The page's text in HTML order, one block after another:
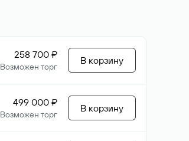
258 700 ₽
Возможен торг
В корзину
499 000 ₽
Возможен торг
В корзину